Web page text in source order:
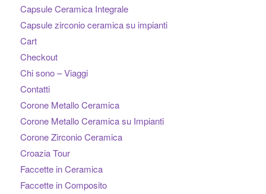
Capsule Ceramica Integrale
Capsule zirconio ceramica su impianti
Cart
Checkout
Chi sono – Viaggi
Contatti
Corone Metallo Ceramica
Corone Metallo Ceramica su Impianti
Corone Zirconio Ceramica
Croazia Tour
Faccette in Ceramica
Faccette in Composito